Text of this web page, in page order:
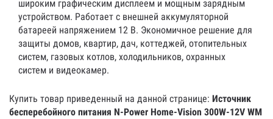
широким графическим дисплеем и мощным зарядным
устройством. Работает с внешней аккумуляторной
батареей напряжением 12 В. Экономичное решение для
защиты домов, квартир, дач, коттеджей, отопительных
систем, газовых котлов, холодильников, охранных
систем и видеокамер.
Купить товар приведенный на данной странице: Источник
бесперебойного питания N-Power Home-Vision 300W-12V WM